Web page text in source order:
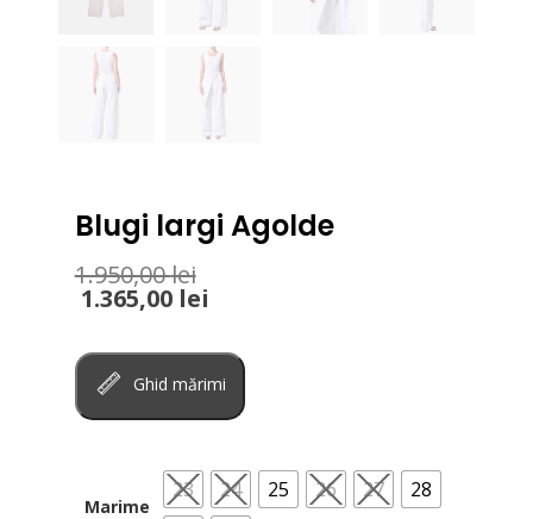
Blugi largi Agolde
1.950,00lei
1.365,00 lei
Ghid mărimi
Marime
23 24 25 26 27
28